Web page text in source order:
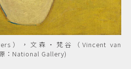
），文森・梵谷（Vincent van
：National Gallery)